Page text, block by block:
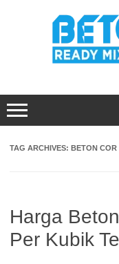
TAG ARCHIVES: BETON COR
Harga
Per Kubik